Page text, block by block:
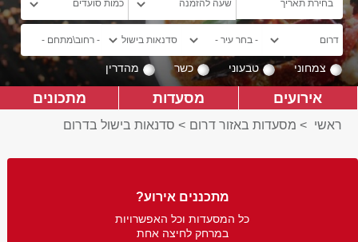
צמחוני טבעוני כשר מהדרין
אירועים מסעדות מתכונים
ראשי > מסעדות באזור דרום > סדנאות בישול בדרום
מתכננים אירוע?
כל המסעדות וכל האפשרויות
במרחק לחיצה אחת